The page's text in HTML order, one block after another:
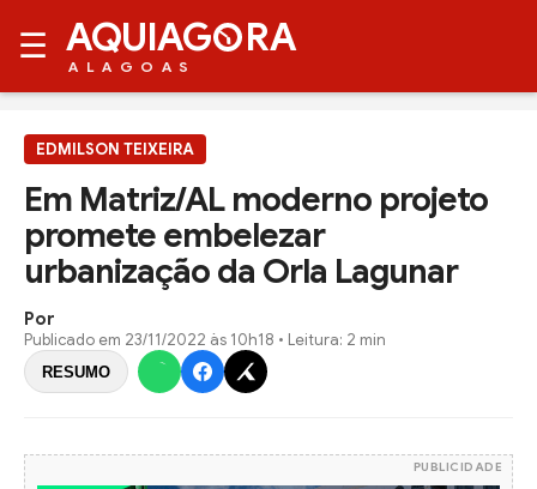
☰ AQUIAG RA
ALAGOAS
EDMILSON TEIXEIRA
Em Matriz/AL moderno projeto
promete embelezar
urbanização da Orla Lagunar
Por
Publicado em 23/11/2022 às 10h18 • Leitura: 2 min
RESUMO
PUBLICIDADE